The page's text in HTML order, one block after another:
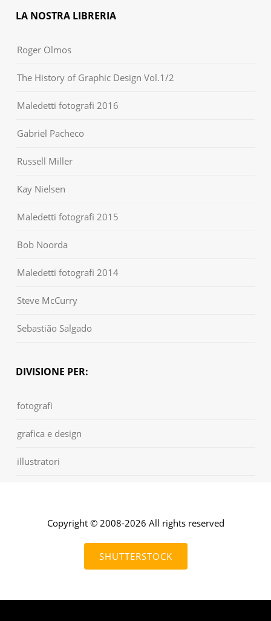
LA NOSTRA LIBRERIA
Roger Olmos
The History of Graphic Design Vol.1/2
Maledetti fotografi 2016
Gabriel Pacheco
Russell Miller
Kay Nielsen
Maledetti fotografi 2015
Bob Noorda
Maledetti fotografi 2014
Steve McCurry
Sebastião Salgado
DIVISIONE PER:
fotografi
grafica e design
illustratori
Copyright © 2008-2026 All rights reserved
SHUTTERSTOCK